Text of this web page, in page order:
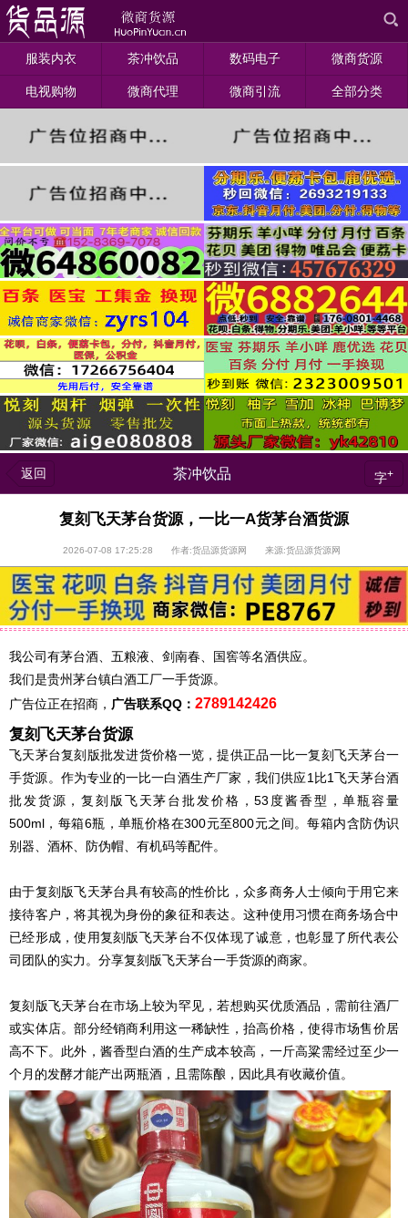
服装内衣 茶冲饮品 数码电子 微商货源
电视购物 微商代理 微商引流 全部分类
返回 茶冲饮品 字+
复刻飞天茅台货源，一比一A货茅台酒货源
2026-07-08 17:25:28 作者:货品源货源网 来源:货品源货源网
我公司有茅台酒、五粮液、剑南春、国窖等名酒供应。
我们是贵州茅台镇白酒工厂一手货源。
广告位正在招商， 广告联系QQ： 2789142426
复刻飞天茅台货源
飞天茅台复刻版批发进货价格一览，提供正品一比一复刻飞天茅台一
手货源。作为专业的一比一白酒生产厂家，我们供应1比1飞天茅台酒
批发货源，复刻版飞天茅台批发价格，53度酱香型，单瓶容量
500ml，每箱6瓶，单瓶价格在300元至800元之间。每箱内含防伪识
别器、酒杯、防伪帽、有机码等配件。
由于复刻版飞天茅台具有较高的性价比，众多商务人士倾向于用它来
接待客户，将其视为身份的象征和表达。这种使用习惯在商务场合中
已经形成，使用复刻版飞天茅台不仅体现了诚意，也彰显了所代表公
司团队的实力。分享复刻版飞天茅台一手货源的商家。
复刻版飞天茅台在市场上较为罕见，若想购买优质酒品，需前往酒厂
或实体店。部分经销商利用这一稀缺性，抬高价格，使得市场售价居
高不下。此外，酱香型白酒的生产成本较高，一斤高粱需经过至少一
个月的发酵才能产出两瓶酒，且需陈酿，因此具有收藏价值。